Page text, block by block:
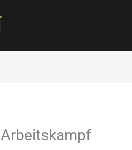
Arbeitskampf